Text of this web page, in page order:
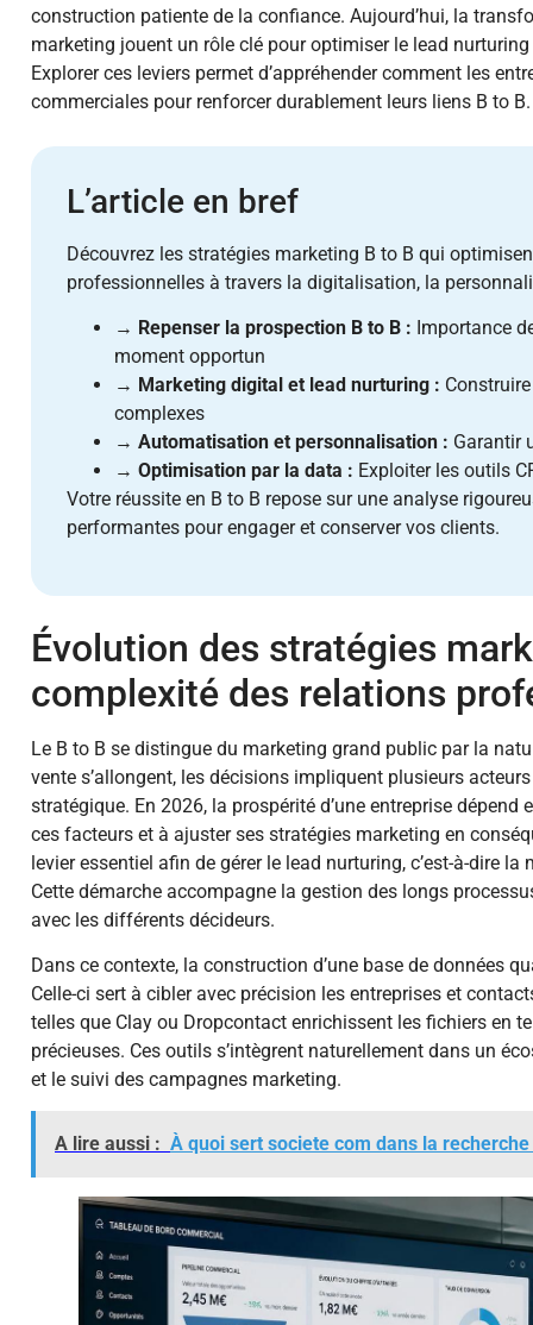
construction patiente de la confiance. Aujourd’hui, la
marketing jouent un rôle clé pour optimiser le lead
Explorer ces leviers permet d’appréhender comment les
commerciales pour renforcer durablement leurs liens B to B.
L’article en bref
Découvrez les stratégies marketing B to B qui
professionnelles à travers la digitalisation, la
→ Repenser la prospection B to B : Importance
moment opportun
→ Marketing digital et lead nurturing :
complexes
→ Automatisation et personnalisation : Garantir
→ Optimisation par la data : Exploiter les outils
Votre réussite en B to B repose sur une analyse
performantes pour engager et conserver vos clients.
Évolution des stratégies
complexité des relations
Le B to B se distingue du marketing grand public par la
vente s’allongent, les décisions impliquent plusieurs
stratégique. En 2026, la prospérité d’une entreprise
ces facteurs et à ajuster ses stratégies marketing en
levier essentiel afin de gérer le lead nurturing, c’est-à-dire
Cette démarche accompagne la gestion des longs
avec les différents décideurs.
Dans ce contexte, la construction d’une base de données
Celle-ci sert à cibler avec précision les entreprises et
telles que Clay ou Dropcontact enrichissent les fichiers en
précieuses. Ces outils s’intègrent naturellement dans un
et le suivi des campagnes marketing.
A lire aussi : À quoi sert societe com dans la